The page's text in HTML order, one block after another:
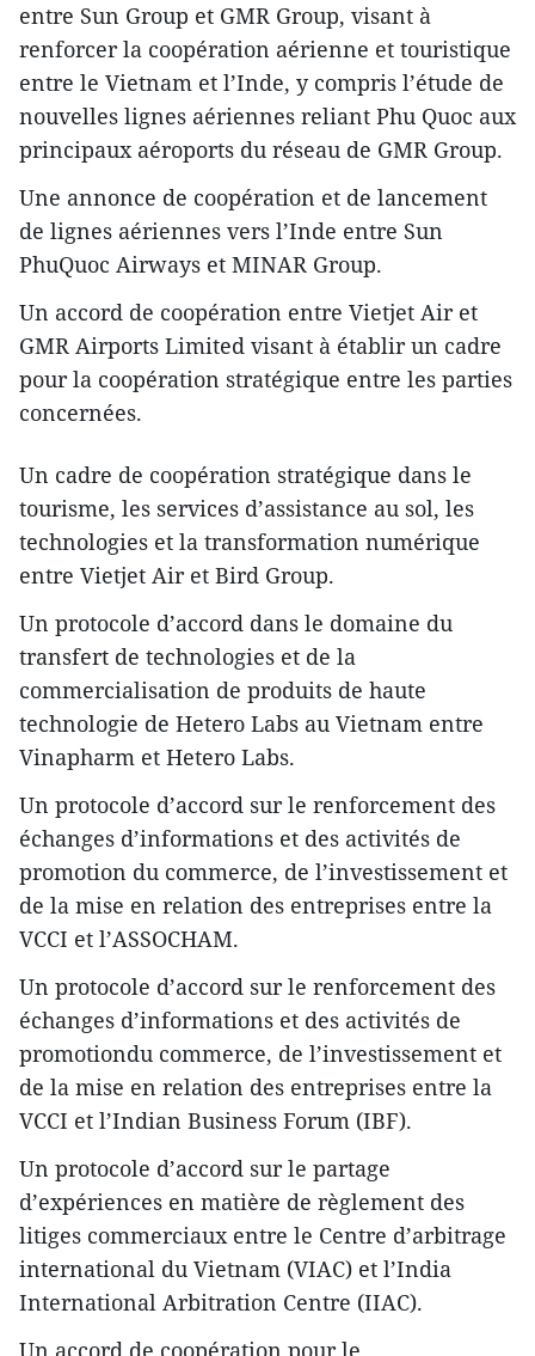
entre Sun Group et GMR Group, visant à
renforcer la coopération aérienne et touristique
entre le Vietnam et l’Inde, y compris l’étude de
nouvelles lignes aériennes reliant Phu Quoc aux
principaux aéroports du réseau de GMR Group.
​Une annonce de coopération et de lancement
de lignes aériennes vers l’Inde entre Sun
PhuQuoc Airways et MINAR Group.
​Un accord de coopération entre Vietjet Air et
GMR Airports Limited visant à établir un cadre
pour la coopération stratégique entre les parties
concernées.
​Un cadre de coopération stratégique dans le
tourisme, les services d’assistance au sol, les
technologies et la transformation numérique
entre Vietjet Air et Bird Group.
​​Un protocole d’accord dans le domaine du
transfert de technologies et de la
commercialisation de produits de haute
technologie de Hetero Labs au Vietnam entre
Vinapharm et Hetero Labs.
​​Un protocole d’accord sur le renforcement des
échanges d’informations et des activités de
promotion du commerce, de l’investissement et
de la mise en relation des entreprises entre la
VCCI et l’ASSOCHAM.
​Un protocole d’accord sur le renforcement des
échanges d’informations et des activités de
promotiondu commerce, de l’investissement et
de la mise en relation des entreprises entre la
VCCI et l’Indian Business Forum (IBF).
​​Un protocole d’accord sur le partage
d’expériences en matière de règlement des
litiges commerciaux entre le Centre d’arbitrage
international du Vietnam (VIAC) et l’India
International Arbitration Centre (IIAC).